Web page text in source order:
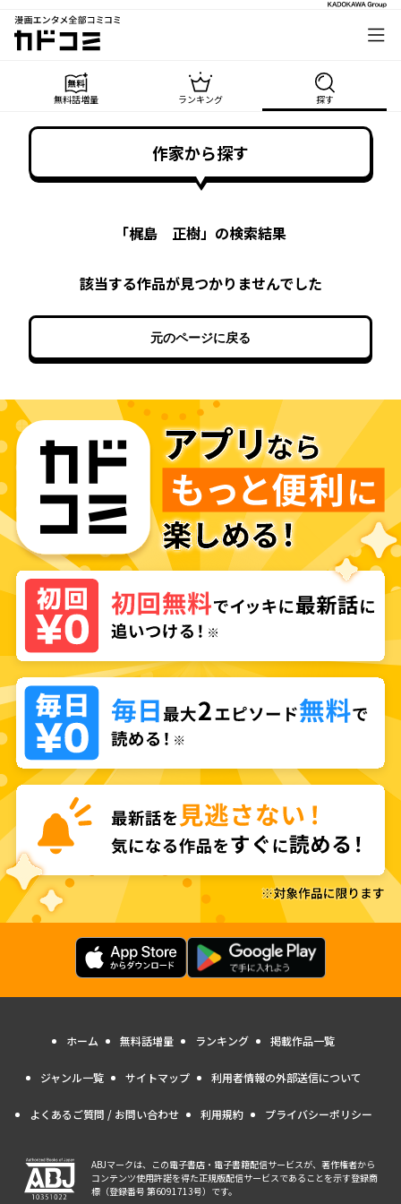
漫画エンタメ全部コミコミ
カドコミ
無料話増量 ランキング 探す
作家から探す
「梶島 正樹」の検索結果
該当する作品が見つかりませんでした
元のページに戻る
ホーム 無料話増量 ランキング 掲載作品一覧
ジャンル一覧 サイトマップ 利用者情報の外部送信について
よくあるご質問 / お問い合わせ 利用規約 プライバシーポリシー
ABJマークは、この電子書店・電子書籍配信サービスが、著作権者から
コンテンツ使用許諾を得た正規版配信サービスであることを示す登録商
標（登録番号 第6091713号）です。